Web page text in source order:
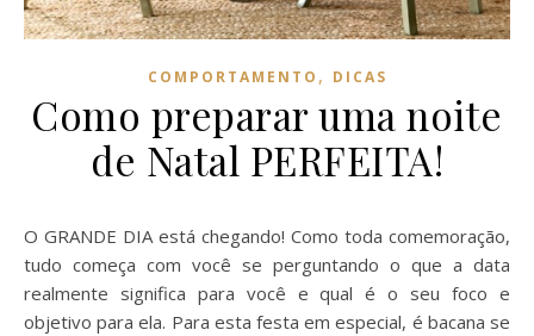
COMPORTAMENTO , DICAS
Como preparar uma noite
de Natal PERFEITA!
O GRANDE DIA está chegando! Como toda comemoração,
tudo começa com você se perguntando o que a data
realmente significa para você e qual é o seu foco e
objetivo para ela. Para esta festa em especial, é bacana se